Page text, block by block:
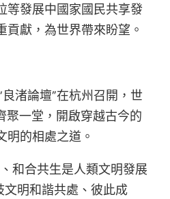
等發展中國家國民共享發
貢獻，為世界帶來盼望。
渚論壇”在杭州召開，世
一堂，開啟穿越古今的
明的相處之道。
和合共生是人類文明發展
文明和諧共處、彼此成